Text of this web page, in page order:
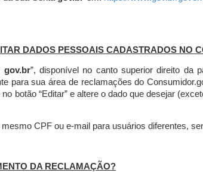
DADOS PESSOAIS CADASTRADOS NO
gov.br”, disponível no canto superior direito da
para sua área de reclamações do
no botão “Editar” e altere o dado que desejar
CPF ou e-mail para usuários diferentes,
DA RECLAMAÇÃO?